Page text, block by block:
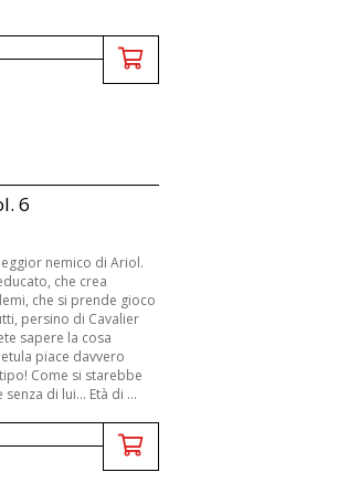
6
nemico di Ariol.
che crea
che si prende gioco
persino di Cavalier
sapere la cosa
piace davvero
Come si starebbe
senza di lui... Età di ...